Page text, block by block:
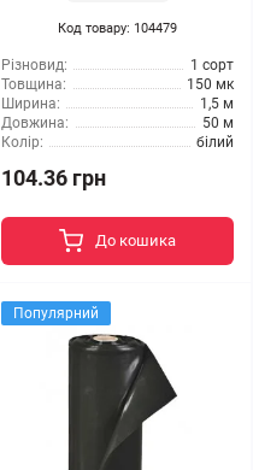
Код товару: 104479
Різновид:
1 сорт
Товщина:
150 мк
Ширина:
1,5 м
Довжина:
50 м
Колір:
білий
104.36 грн
До кошика
Популярний